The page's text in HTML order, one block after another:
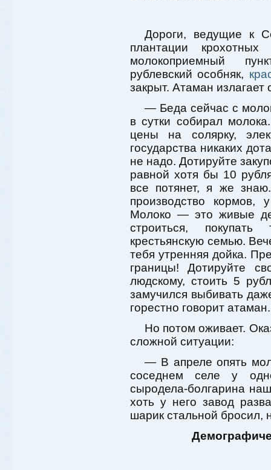
Дороги, ведущие к
плантации
молокоприемный
рублевский особняк,
закрыт. Атаман
— Беда сейчас с
в сутки собирал
цены на солярку,
государства никаких
не надо. Дотируйте
равной хотя бы 10
все потянет, я же
производство кормов,
Молоко — это живые
строиться, покупать
крестьянскую семью.
тебя утренняя дойка.
границы! Дотируйте
людскому, стоить 5
замучился выбивать
горестно говорит атаман.
Но потом оживает.
сложной ситуации:
— В апреле опять
соседнем селе у
сыродела-болгарина
хоть у него завод
шарик стальной бросил,